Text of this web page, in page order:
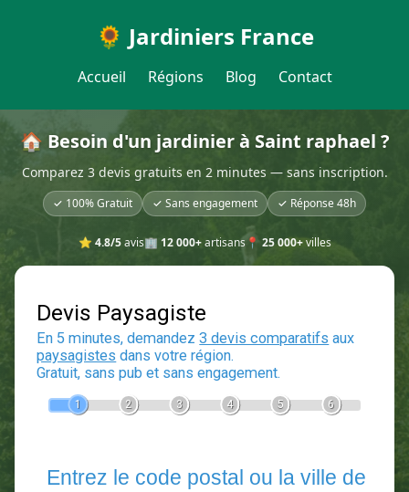
🌻 Jardiniers France
Accueil Régions Blog Contact
🏠 Besoin d'un jardinier à Saint raphael ?
Comparez 3 devis gratuits en 2 minutes — sans inscription.
✓ 100% Gratuit ✓ Sans engagement ✓ Réponse 48h
⭐ 4.8/5avis🏢 12 000+artisans📍 25 000+villes
Devis Paysagiste
En 5 minutes, demandez3 devis comparatifs